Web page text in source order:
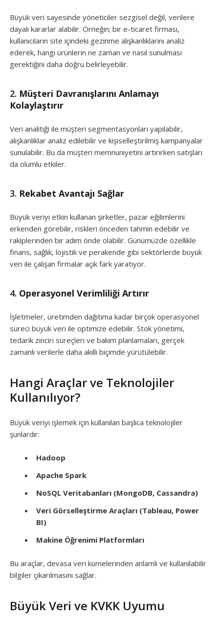
Büyük veri sayesinde yöneticiler sezgisel değil, verilere
dayalı kararlar alabilir. Örneğin; bir e-ticaret firması,
kullanıcıların site içindeki gezinme alışkanlıklarını analiz
ederek, hangi ürünlerin ne zaman ve nasıl sunulması
gerektiğini daha doğru belirleyebilir.
2. Müşteri Davranışlarını Anlamayı
Kolaylaştırır
Veri analitiği ile müşteri segmentasyonları yapılabilir,
alışkanlıklar analiz edilebilir ve kişiselleştirilmiş kampanyalar
sunulabilir. Bu da müşteri memnuniyetini artırırken satışları
da olumlu etkiler.
3. Rekabet Avantajı Sağlar
Büyük veriyi etkin kullanan şirketler, pazar eğilimlerini
erkenden görebilir, riskleri önceden tahmin edebilir ve
rakiplerinden bir adım önde olabilir. Günümüzde özellikle
finans, sağlık, lojistik ve perakende gibi sektörlerde büyük
veri ile çalışan firmalar açık fark yaratıyor.
4. Operasyonel Verimliliği Artırır
İşletmeler, üretimden dağıtıma kadar birçok operasyonel
süreci büyük veri ile optimize edebilir. Stok yönetimi,
tedarik zinciri süreçleri ve bakım planlamaları, gerçek
zamanlı verilerle daha akıllı biçimde yürütülebilir.
Hangi Araçlar ve Teknolojiler
Kullanılıyor?
Büyük veriyi işlemek için kullanılan başlıca teknolojiler
şunlardır:
Hadoop
Apache Spark
NoSQL Veritabanları (MongoDB, Cassandra)
Veri Görselleştirme Araçları (Tableau, Power
BI)
Makine Öğrenimi Platformları
Bu araçlar, devasa veri kümelerinden anlamlı ve kullanılabilir
bilgiler çıkarılmasını sağlar.
Büyük Veri ve KVKK Uyumu